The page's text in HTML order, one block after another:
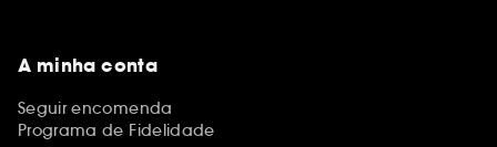
A minha conta
Seguir encomenda
Programa de Fidelidade